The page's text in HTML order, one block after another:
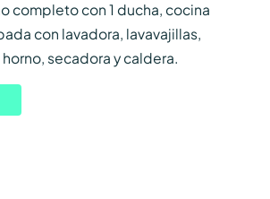
completo con 1 ducha, cocina
con lavadora, lavavajillas,
secadora y caldera.